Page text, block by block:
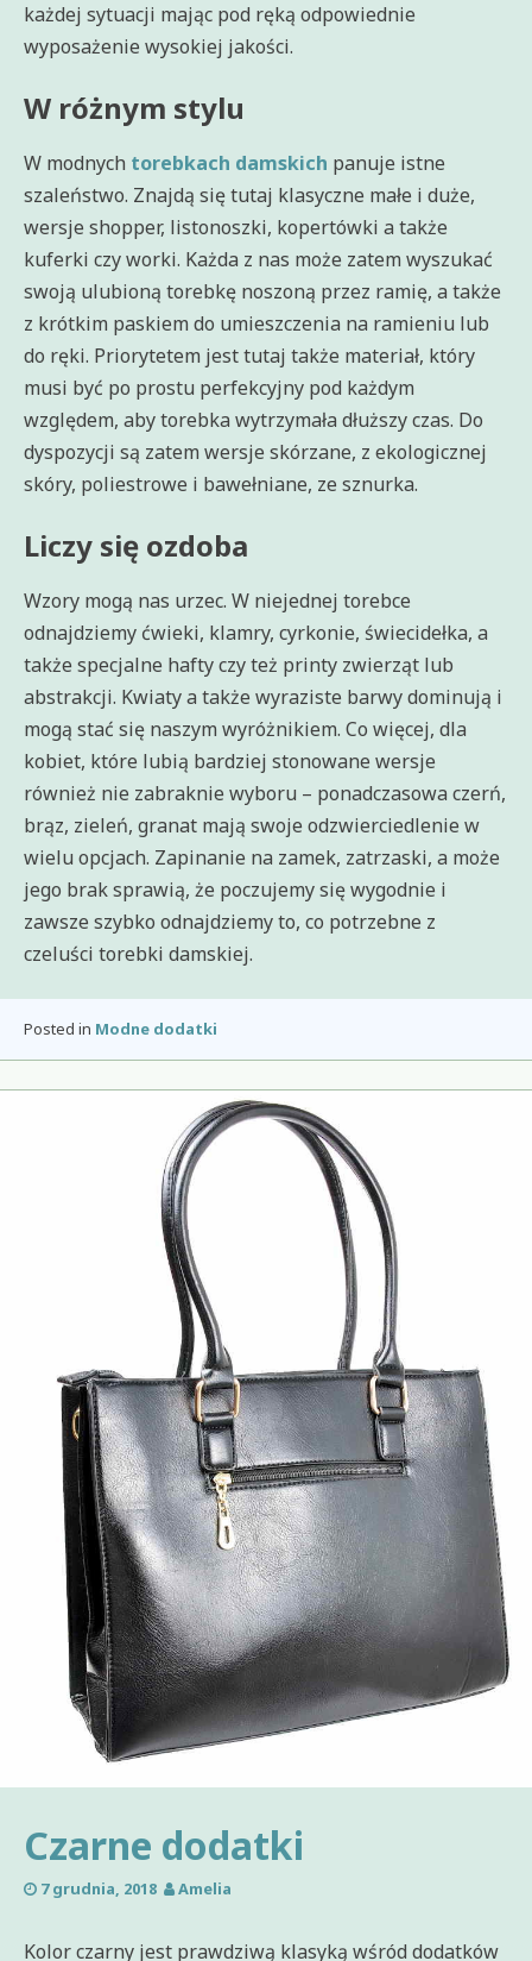
każdej sytuacji mając pod ręką odpowiednie
wyposażenie wysokiej jakości.
W różnym stylu
W modnych torebkach damskich panuje istne
szaleństwo. Znajdą się tutaj klasyczne małe i duże,
wersje shopper, listonoszki, kopertówki a także
kuferki czy worki. Każda z nas może zatem wyszukać
swoją ulubioną torebkę noszoną przez ramię, a także
z krótkim paskiem do umieszczenia na ramieniu lub
do ręki. Priorytetem jest tutaj także materiał, który
musi być po prostu perfekcyjny pod każdym
względem, aby torebka wytrzymała dłuższy czas. Do
dyspozycji są zatem wersje skórzane, z ekologicznej
skóry, poliestrowe i bawełniane, ze sznurka.
Liczy się ozdoba
Wzory mogą nas urzec. W niejednej torebce
odnajdziemy ćwieki, klamry, cyrkonie, świecidełka, a
także specjalne hafty czy też printy zwierząt lub
abstrakcji. Kwiaty a także wyraziste barwy dominują i
mogą stać się naszym wyróżnikiem. Co więcej, dla
kobiet, które lubią bardziej stonowane wersje
również nie zabraknie wyboru – ponadczasowa czerń,
brąz, zieleń, granat mają swoje odzwierciedlenie w
wielu opcjach. Zapinanie na zamek, zatrzaski, a może
jego brak sprawią, że poczujemy się wygodnie i
zawsze szybko odnajdziemy to, co potrzebne z
czeluści torebki damskiej.
Posted in Modne dodatki
Czarne dodatki
7 grudnia, 2018 Amelia
Kolor czarny jest prawdziwą klasyką wśród dodatków